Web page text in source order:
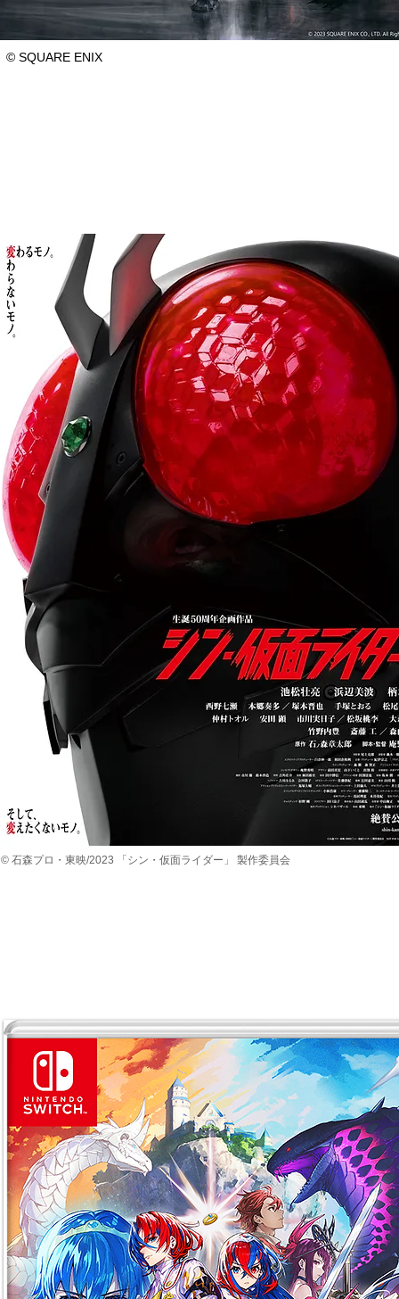
© SQUARE ENIX
©︎ 石森プロ・東映/2023 「シン・仮面ライダー」 製作委員会